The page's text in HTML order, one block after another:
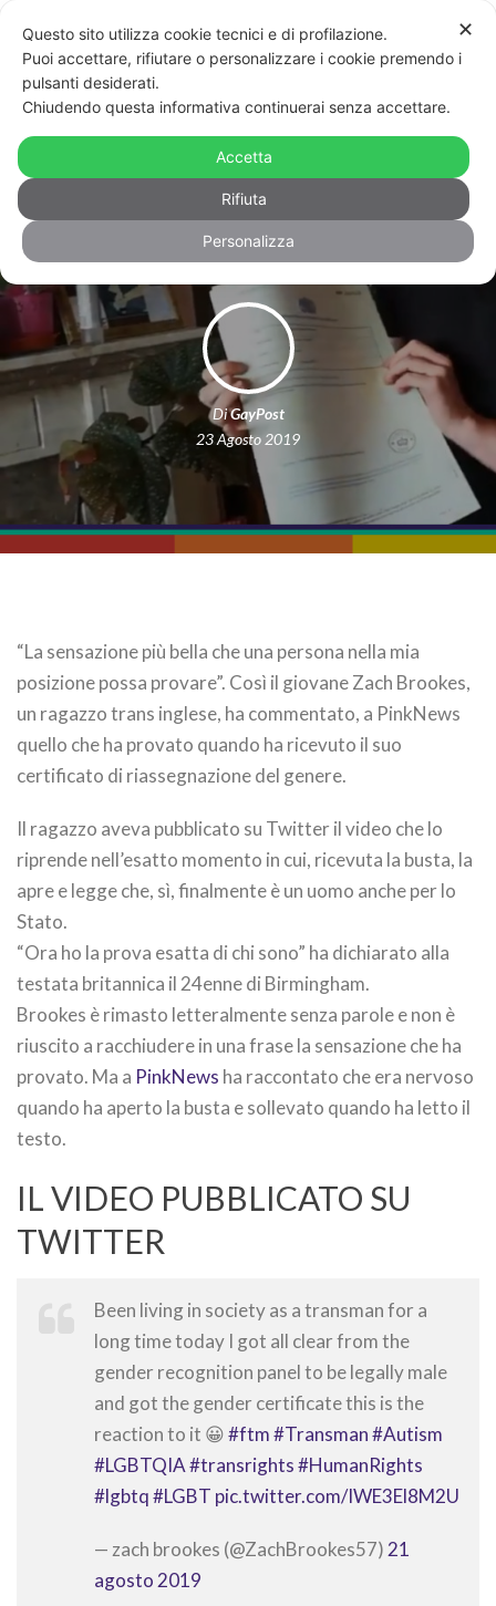
Giovane trans riceve la
riassegnazione di genere: tutta
l’emozione in un video
DiGayPost
23 Agosto 2019
“La sensazione più bella che una persona nella mia
posizione possa provare”. Così il giovane Zach Brookes,
un ragazzo trans inglese, ha commentato, a PinkNews
quello che ha provato quando ha ricevuto il suo
certificato di riassegnazione del genere.
Il ragazzo aveva pubblicato su Twitter il video che lo
riprende nell’esatto momento in cui, ricevuta la busta, la
apre e legge che, sì, finalmente è un uomo anche per lo
Stato.
“Ora ho la prova esatta di chi sono” ha dichiarato alla
testata britannica il 24enne di Birmingham.
Brookes è rimasto letteralmente senza parole e non è
riuscito a racchiudere in una frase la sensazione che ha
provato. Ma a PinkNews ha raccontato che era nervoso
quando ha aperto la busta e sollevato quando ha letto il
testo.
IL VIDEO PUBBLICATO SU
TWITTER
Been living in society as a transman for a
long time today I got all clear from the
gender recognition panel to be legally male
and got the gender certificate this is the
reaction to it 😀#ftm#Transman#Autism
#LGBTQIA#transrights#HumanRights
#lgbtq#LGBT pic.twitter.com/IWE3El8M2U
— zach brookes (@ZachBrookes57) 21
agosto 2019
✕
Questo sito utilizza cookie tecnici e di profilazione.
Puoi accettare, rifiutare o personalizzare i cookie premendo i
pulsanti desiderati.
Chiudendo questa informativa continuerai senza accettare.
Accetta
Rifiuta
Personalizza